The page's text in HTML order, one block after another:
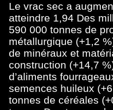
Le vrac sec a
atteindre 1,94 Des
590 000 tonnes de
métallurgique (+1,2
de minéraux et
construction (+14,7
d’aliments
semences huileux
tonnes de céréales